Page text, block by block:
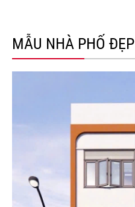
MẪU NHÀ PHỐ ĐẸP